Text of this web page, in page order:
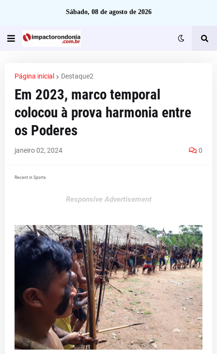
Sábado, 08 de agosto de 2026
Página inicial Destaque2
Em 2023, marco temporal
colocou à prova harmonia entre
os Poderes
janeiro 02, 2024 0
Recent in Sports
Responsive Advertisement